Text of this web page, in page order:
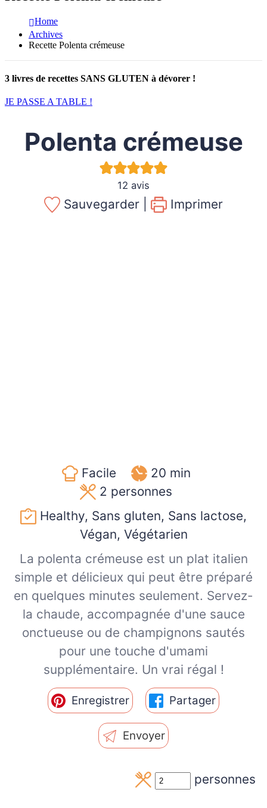
Home
Archives
Recette Polenta crémeuse
3 livres de recettes SANS GLUTEN à dévorer !
JE PASSE A TABLE !
Polenta crémeuse
12 avis
Sauvegarder | Imprimer
Facile
20 min
2 personnes
Healthy, Sans gluten, Sans lactose,
Végan, Végétarien
La polenta crémeuse est un plat italien
simple et délicieux qui peut être préparé
en quelques minutes seulement. Servez-
la chaude, accompagnée d'une sauce
onctueuse ou de champignons sautés
pour une touche d'umami
supplémentaire. Un vrai régal !
Enregistrer Partager
Envoyer
personnes